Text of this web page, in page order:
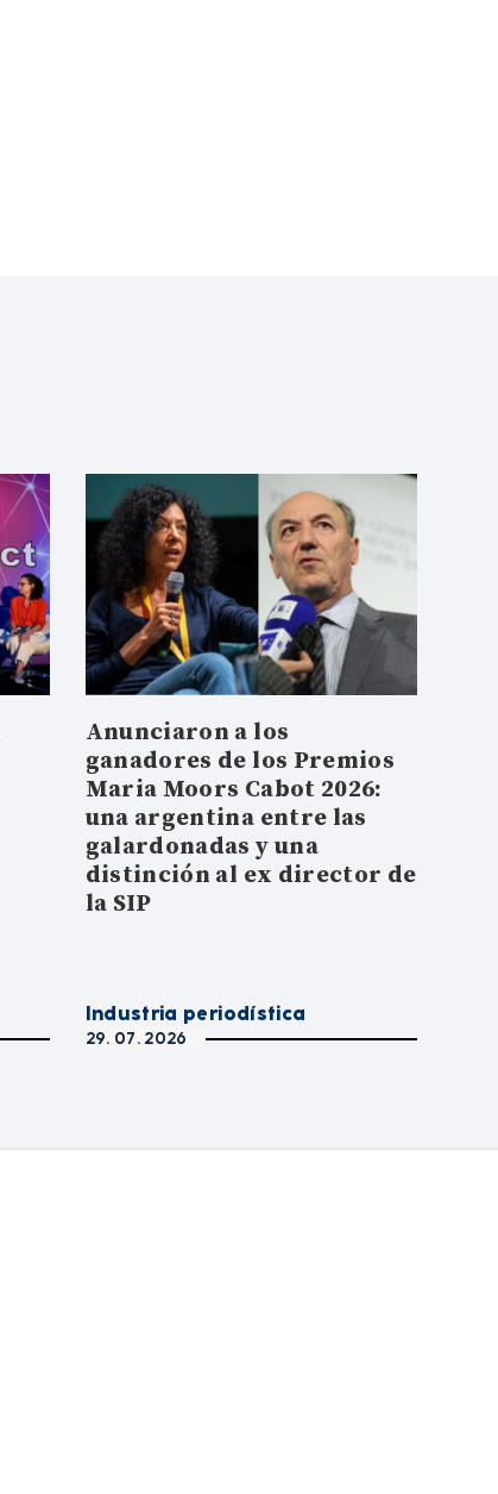
Anunciaron a los
ganadores de los Premios
Maria Moors Cabot 2026:
una argentina entre las
galardonadas y una
distinción al ex director de
la SIP
Industria periodística
29. 07. 2026